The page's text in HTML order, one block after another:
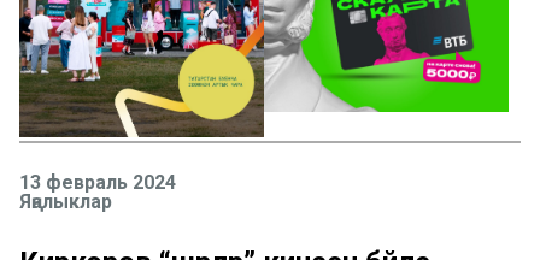
13 февраль 2024
Яңалыклар